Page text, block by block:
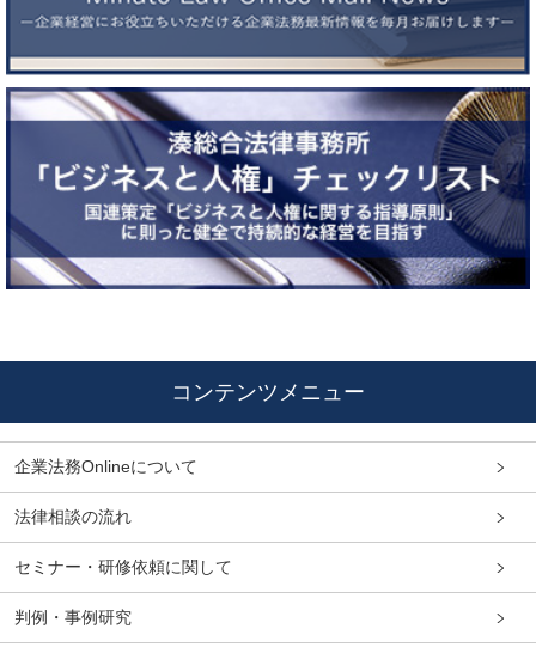
コンテンツメニュー
企業法務Onlineについて
法律相談の流れ
セミナー・研修依頼に関して
判例・事例研究